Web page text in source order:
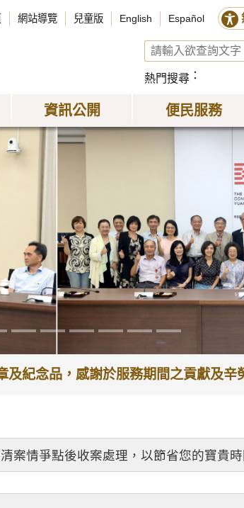
網站導覽 兒童版 English Español
熱門搜尋
資訊公開 便民服務
紀念品，感謝於服務期間之貢獻及辛
案情爭點後收案處理，以節省您的寶貴時